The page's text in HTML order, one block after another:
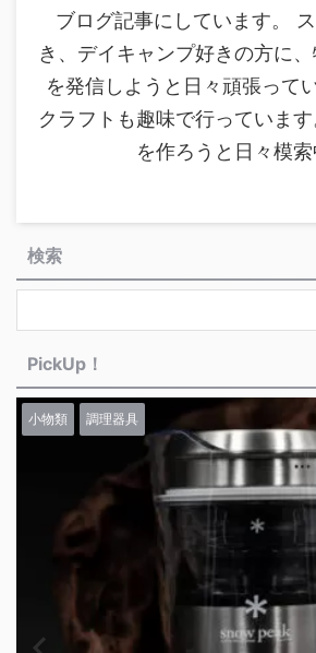
ブログ記事にしています。
き、デイキャンプ好きの方に
を発信しようと日々頑張って
クラフトも趣味で行っていま
を作ろうと日々模索
検索
PickUp！
最新情報